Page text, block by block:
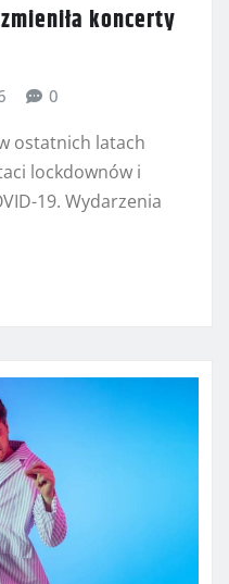
koncerty
0
ostatnich latach
lockdownów i
19. Wydarzenia